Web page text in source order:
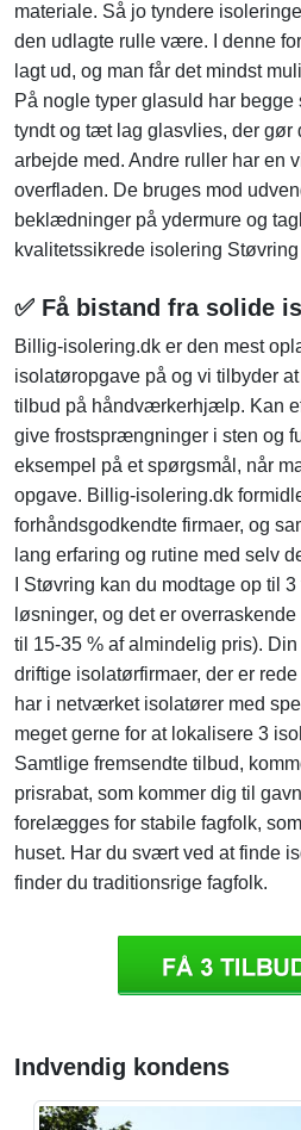
materiale. Så jo tyndere
den udlagte rulle være. I denne
lagt ud, og man får det mindst
På nogle typer glasuld har
tyndt og tæt lag glasvlies, der gør
arbejde med. Andre ruller har
overfladen. De bruges mod
beklædninger på ydermure og
kvalitetssikrede isolering
✅ Få bistand fra solide
Billig-isolering.dk er den mest
isolatøropgave på og vi tilbyder
tilbud på håndværkerhjælp. Kan
give frostsprængninger i sten og
eksempel på et spørgsmål, når
opgave. Billig-isolering.dk
forhåndsgodkendte firmaer, og
lang erfaring og rutine med selv
I Støvring kan du modtage op til
løsninger, og det er
til 15-35 % af almindelig pris).
driftige isolatørfirmaer, der er
har i netværket isolatører med
meget gerne for at lokalisere 3
Samtlige fremsendte tilbud,
prisrabat, som kommer dig til
forelægges for stabile fagfolk,
huset. Har du svært ved at finde
finder du traditionsrige fagfolk.
Indvendig kondens